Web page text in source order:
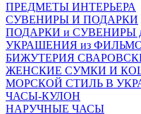
ПРЕДМЕТЫ ИНТЕРЬЕРА
СУВЕНИРЫ И ПОДАРКИ
ПОДАРКИ и СУВЕНИРЫ
УКРАШЕНИЯ из
БИЖУТЕРИЯ
ЖЕНСКИЕ СУМКИ И
МОРСКОЙ СТИЛЬ В
ЧАСЫ-КУЛОН
НАРУЧНЫЕ ЧАСЫ